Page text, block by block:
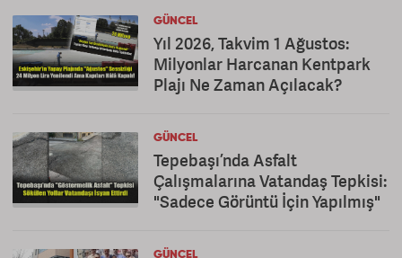
GÜNCEL
Yıl 2026, Takvim 1 Ağustos:
Milyonlar Harcanan Kentpark
Plajı Ne Zaman Açılacak?
GÜNCEL
Tepebaşı’nda Asfalt
Çalışmalarına Vatandaş Tepkisi:
"Sadece Görüntü İçin Yapılmış"
GÜNCEL